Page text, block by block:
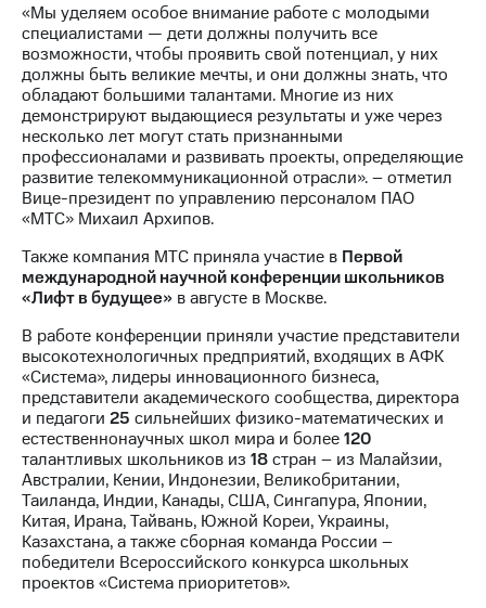
Описание
Еврооблигации-2023
Уведомление
о
погашении
именных
облигаций
Другое
Регистратор
Реквизиты
развитие
деловая этика
На главную
«Мы уделяем особое внимание работе с молодыми
специалистами — дети должны получить все
возможности, чтобы проявить свой потенциал, у них
должны быть великие мечты, и они должны знать, что
обладают большими талантами. Многие из них
демонстрируют выдающиеся результаты и уже через
несколько лет могут стать признанными
профессионалами и развивать проекты, определяющие
развитие телекоммуникационной отрасли». – отметил
Вице-президент по управлению персоналом ПАО
«МТС» Михаил Архипов.
Также компания МТС приняла участие в Первой
международной научной конференции школьников
«Лифт в будущее» в августе в Москве.
В работе конференции приняли участие представители
высокотехнологичных предприятий, входящих в АФК
«Система», лидеры инновационного бизнеса,
представители академического сообщества, директора
и педагоги 25 сильнейших физико-математических и
естественнонаучных школ мира и более120
талантливых школьников из 18стран – из Малайзии,
Австралии, Кении, Индонезии, Великобритании,
Таиланда, Индии, Канады, США, Сингапура, Японии,
Китая, Ирана, Тайвань, Южной Кореи, Украины,
Казахстана, а также сборная команда России –
победители Всероссийского конкурса школьных
проектов «Система приоритетов».